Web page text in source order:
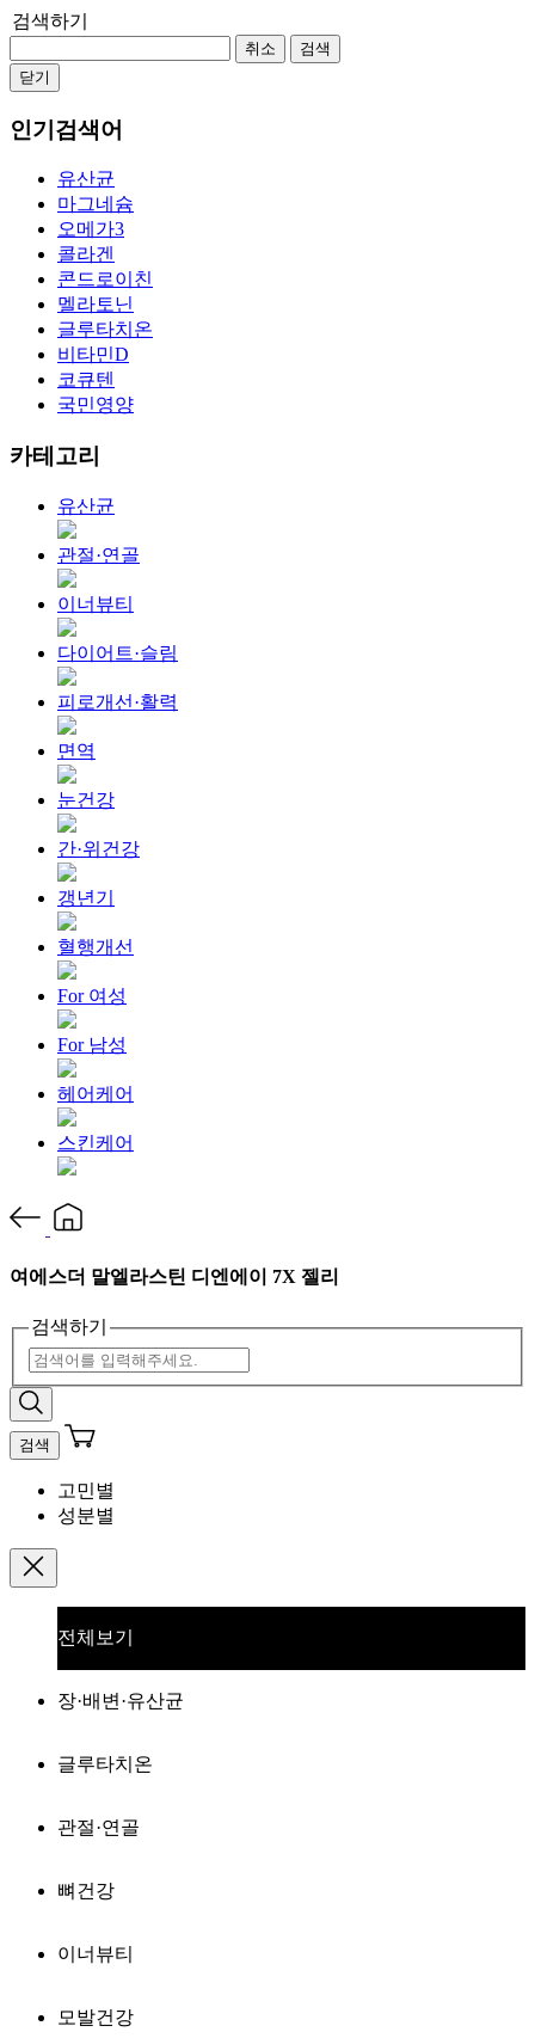
검색하기
취소
검색
닫기
인기검색어
유산균
마그네슘
오메가3
콜라겐
콘드로이친
멜라토닌
글루타치온
비타민D
코큐텐
국민영양
카테고리
유산균
관절·연골
이너뷰티
다이어트·슬림
피로개선·활력
면역
눈건강
간·위건강
갱년기
혈행개선
For 여성
For 남성
헤어케어
스킨케어
여에스더 말엘라스틴 디엔에이 7X 젤리
검색하기
검색
고민별
성분별
전체보기
장·배변·유산균
글루타치온
관절·연골
뼈건강
이너뷰티
모발건강